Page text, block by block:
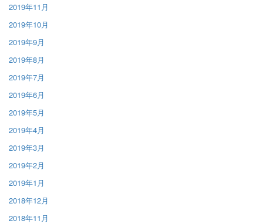
2019年11月
2019年10月
2019年9月
2019年8月
2019年7月
2019年6月
2019年5月
2019年4月
2019年3月
2019年2月
2019年1月
2018年12月
2018年11月